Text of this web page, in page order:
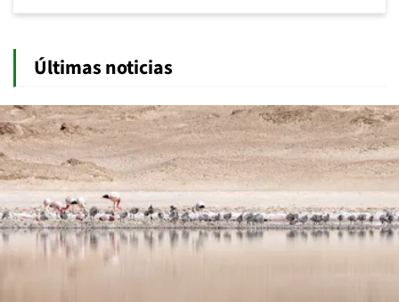
Últimas noticias